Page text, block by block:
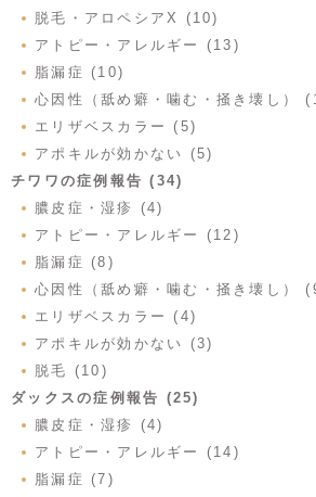
脱毛・アロペシアX (10)
アトピー・アレルギー (13)
脂漏症 (10)
心因性（舐め癖・噛む・掻き壊し）
エリザベスカラー (5)
アポキルが効かない (5)
チワワの症例報告 (34)
膿皮症・湿疹 (4)
アトピー・アレルギー (12)
脂漏症 (8)
心因性（舐め癖・噛む・掻き壊し）
エリザベスカラー (4)
アポキルが効かない (3)
脱毛 (10)
ダックスの症例報告 (25)
膿皮症・湿疹 (4)
アトピー・アレルギー (14)
脂漏症 (7)